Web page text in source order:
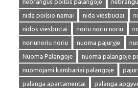
nebrangus poilsis palangoje
nida poilsio namai
nida viesbuciai
nidos viesbuciai
noriu noriu noriu
noriunoriu noriu
nuoma pajuryje
Nuoma Palangoje
nuoma palangoje
nuomojami kambariai palangoje
palanga apartamentai
palanga